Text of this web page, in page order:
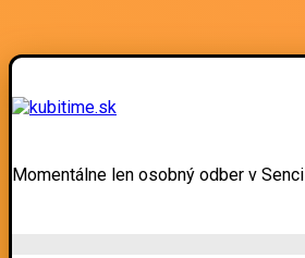
Momentálne len osobný odber v Senci